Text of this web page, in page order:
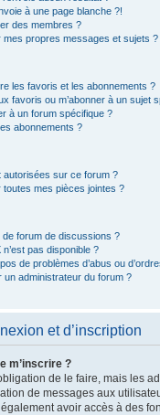
à une page blanche ?!
des membres ?
mes propres messages et sujets ?
les favoris et les abonnements ?
favoris ou m’abonner à un sujet
à un forum spécifique ?
abonnements ?
autorisées sur ce forum ?
mes pièces jointes ?
forum de discussions ?
pas disponible ?
de problèmes d’abus ou
administrateur du forum ?
et d’inscription
m’inscrire ?
de le faire, mais les
de messages aux
avoir accès à des